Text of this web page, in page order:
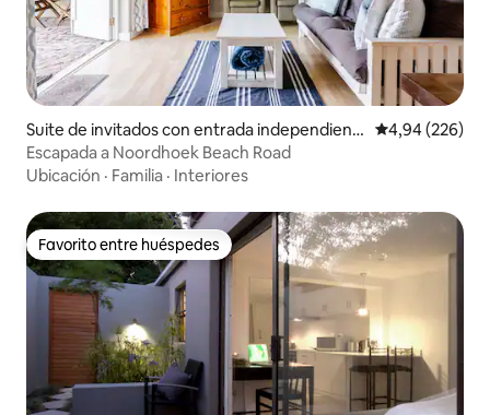
Suite de invitados con entrada independient
e en Noordhoek
Calificación
4,94 (226)
Escapada a Noordhoek Beach Road
Ubicación · Familia · Interiores
Favorito entre huéspedes
Favorito entre huéspedes